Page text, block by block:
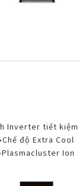
Inverter tiết
•Chế độ Extra Cool
Ion